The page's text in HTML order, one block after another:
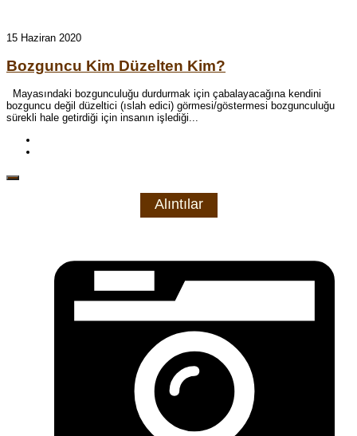
15 Haziran 2020
Bozguncu Kim Düzelten Kim?
Mayasındaki bozgunculuğu durdurmak için çabalayacağına kendini
bozguncu değil düzeltici (ıslah edici) görmesi/göstermesi bozgunculuğu
sürekli hale getirdiği için insanın işlediği...
Alıntılar